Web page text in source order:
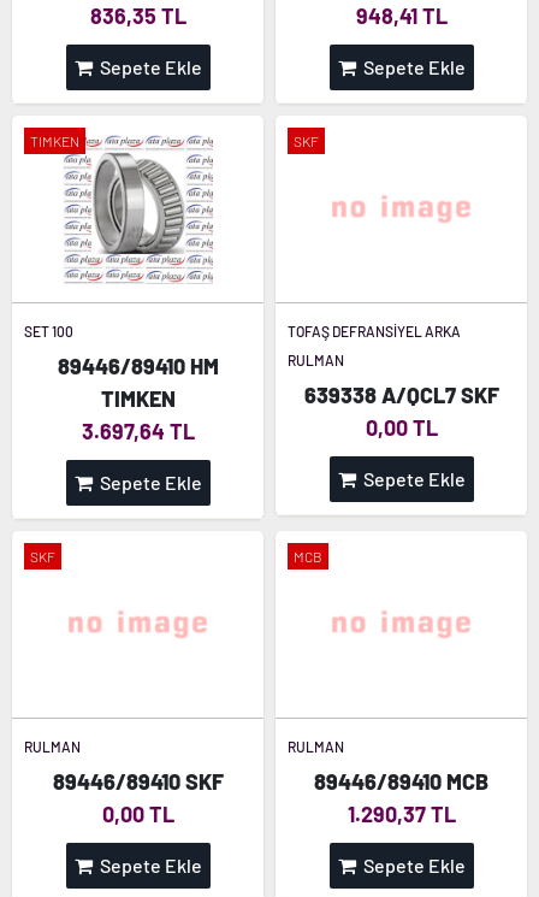
836,35 TL
Sepete Ekle
948,41 TL
Sepete Ekle
TIMKEN
SET 100
89446/89410 HM
TIMKEN
3.697,64 TL
Sepete Ekle
SKF
TOFAŞ DEFRANSİYEL ARKA
RULMAN
639338 A/QCL7 SKF
0,00 TL
Sepete Ekle
SKF
RULMAN
89446/89410 SKF
0,00 TL
Sepete Ekle
MCB
RULMAN
89446/89410 MCB
1.290,37 TL
Sepete Ekle